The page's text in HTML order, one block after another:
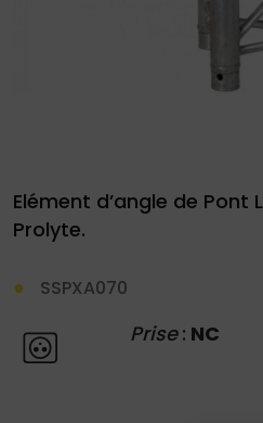
Elément d’angle de Pont
Prolyte.
SSPXA070
Prise : NC
de
devis
01
04